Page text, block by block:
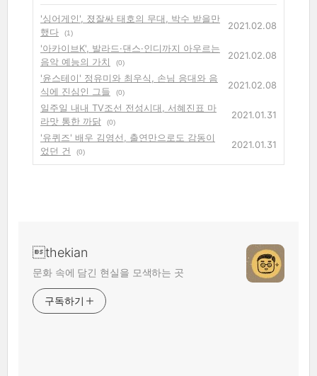
'싱어게인', 졌잘싸 태호의 무대, 박수 받을만
했다
(1)
2021.02.08
'아카이브K', 발라드·댄스·인디까지 아우르는
음악 예능의 가치
(0)
2021.02.08
'윤스테이' 정유미와 최우식, 손님 응대와 음
식에 진심인 그들
(0)
2021.02.08
일주일 내내 TV조선 전성시대, 서혜진표 마
라맛 통한 까닭
(0)
2021.01.31
'유퀴즈' 배우 김영선, 출연만으로도 감동이
었던 건
(0)
2021.01.31
thekian
문화 속에 담긴 현실을 모색하는 곳
구독하기